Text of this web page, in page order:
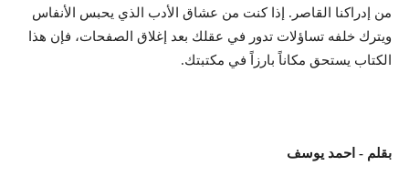
من إدراكنا القاصر. إذا كنت من عشاق الأدب الذي يحبس الأنفاس
ويترك خلفه تساؤلات تدور في عقلك بعد إغلاق الصفحات، فإن هذا
الكتاب يستحق مكاناً بارزاً في مكتبتك.
بقلم - احمد يوسف